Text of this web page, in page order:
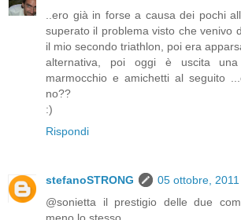
..ero già in forse a causa dei pochi
superato il problema visto che venivo
il mio secondo triathlon, poi era
alternativa, poi oggi è uscita
marmocchio e amichetti al seguito
no??
:)
Rispondi
stefanoSTRONG
05 ottobre,
@sonietta il prestigio delle due